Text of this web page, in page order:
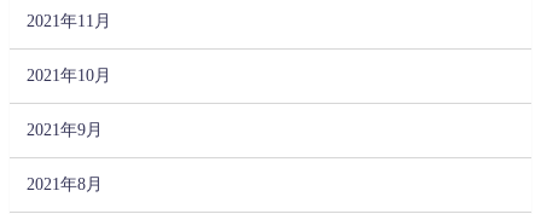
2021年11月
2021年10月
2021年9月
2021年8月